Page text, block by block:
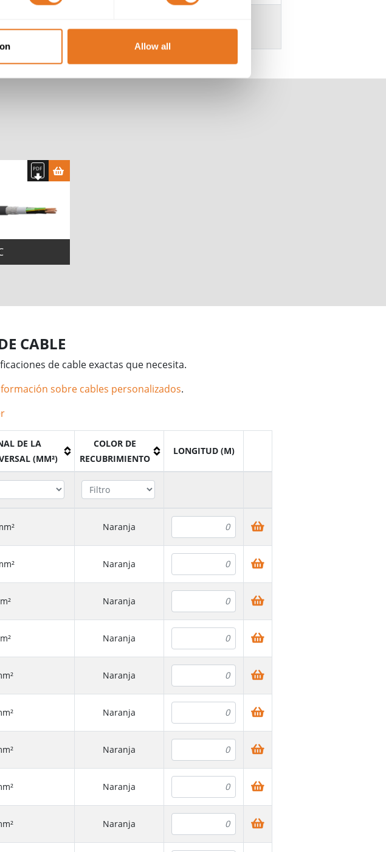
Allow all
CABLE
de cable exactas que necesita.
sobre cables personalizados.
DE LA
(MM²)
COLOR DE
RECUBRIMIENTO
LONGITUD (M)
Naranja
Naranja
Naranja
Naranja
Naranja
Naranja
Naranja
Naranja
Naranja